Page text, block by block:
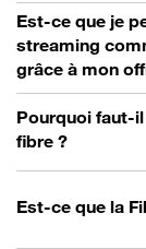
Est-ce que je
streaming
grâce à mon
Pourquoi faut-
fibre ?
Est-ce que la